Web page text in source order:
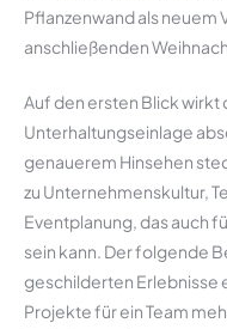
Pflanzenwand als
anschließenden
Auf den ersten Blick wirkt
Unterhaltungseinlage
genauerem Hinsehen
zu Unternehmenskultur,
Eventplanung, das auch
sein kann. Der folgende
geschilderten Erlebnisse
Projekte für ein Team